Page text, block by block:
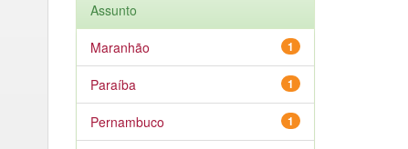
Assunto
1
Maranhão
1
Paraíba
1
Pernambuco